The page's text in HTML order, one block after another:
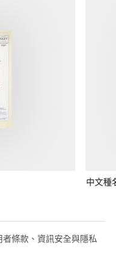
中文種
者條款、資訊安全與隱私